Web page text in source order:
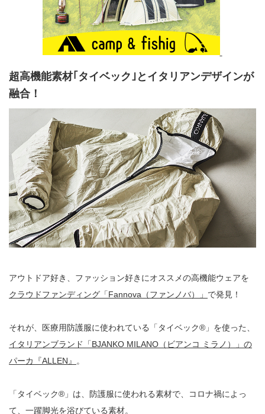
超高機能素材｢タイベック｣とイタリアンデザインが
融合！
アウトドア好き、ファッション好きにオススメの高機能ウェアを
クラウドファンディング「Fannova（ファンノバ）」 で発見！
それが、医療用防護服に使われている「タイベック®︎」を使った、
イタリアンブランド「BJANKO MILANO（ビアンコ ミラノ）」の
パーカ『ALLEN』
。
「タイベック®︎」は、防護服に使われる素材で、コロナ禍によっ
て、一躍脚光を浴びている素材。